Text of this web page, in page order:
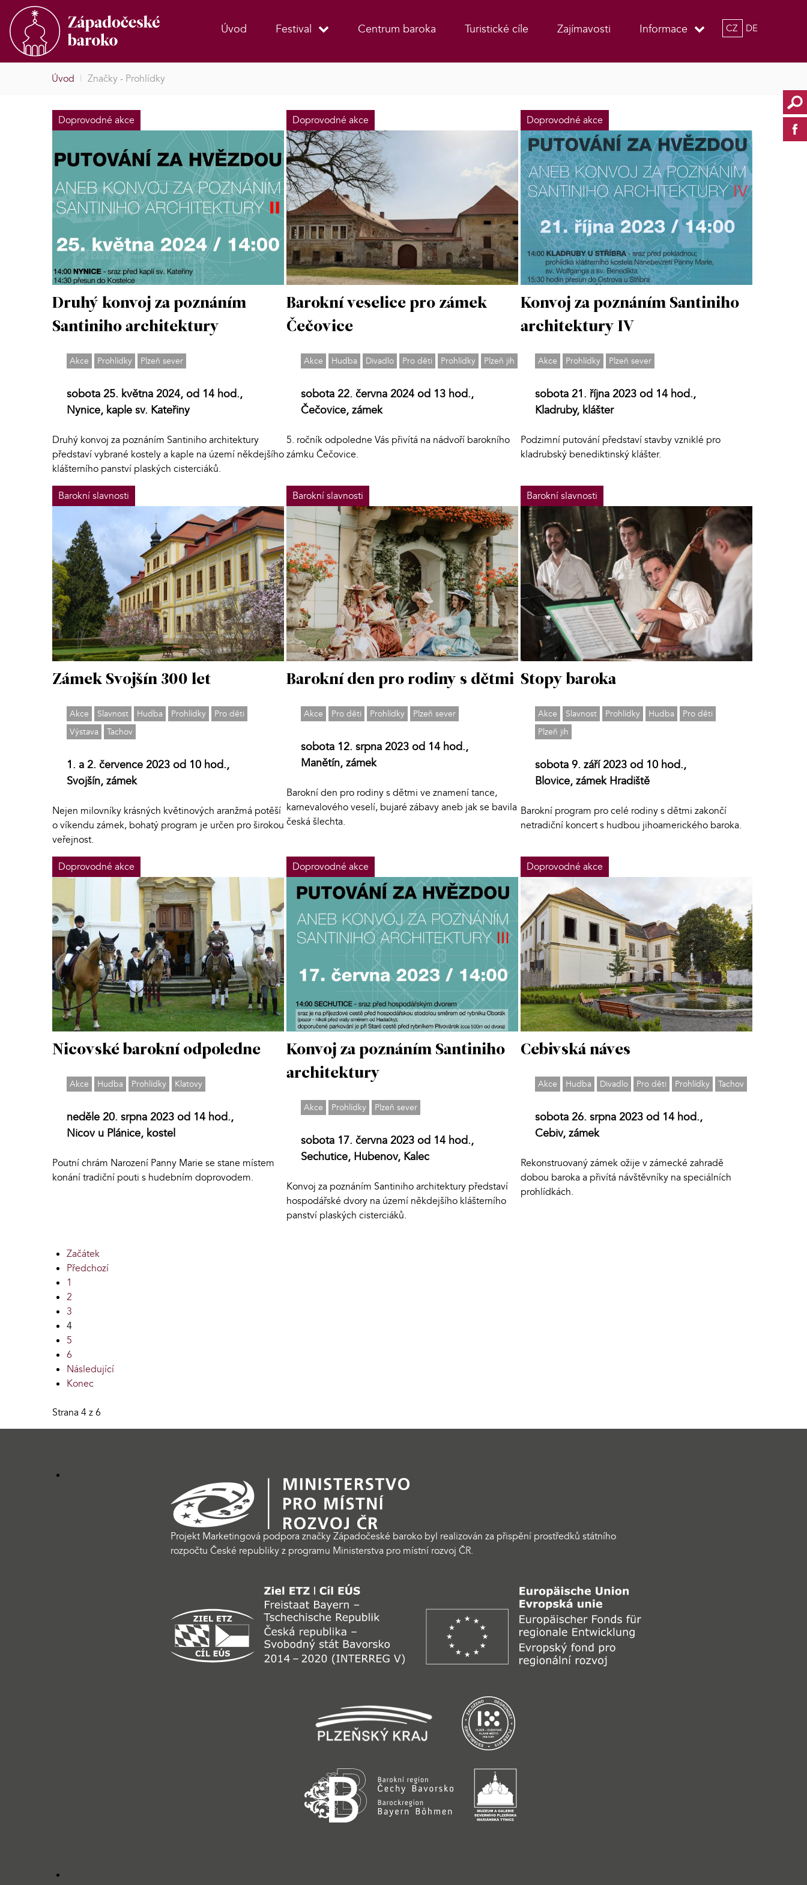
Úvod Festival Centrum baroka Turistické cíle Zajímavosti Informace CZ DE
Úvod | Značky - Prohlídky
Doprovodné akce
Druhý konvoj za poznáním
Santiniho architektury
Akce Prohlídky Plzeň sever
sobota 25. května 2024, od 14 hod.,
Nynice, kaple sv. Kateřiny
Druhý konvoj za poznáním Santiniho architektury
představí vybrané kostely a kaple na území někdejšího
klášterního panství plaských cisterciáků.
Doprovodné akce
Barokní veselice pro zámek
Čečovice
Akce Hudba Divadlo Pro děti Prohlídky Plzeň jih
sobota 22. června 2024 od 13 hod.,
Čečovice, zámek
5. ročník odpoledne Vás přivítá na nádvoří barokního
zámku Čečovice.
Doprovodné akce
Konvoj za poznáním Santiniho
architektury IV
Akce Prohlídky Plzeň sever
sobota 21. října 2023 od 14 hod.,
Kladruby, klášter
Podzimní putování představí stavby vzniklé pro
kladrubský benediktinský klášter.
Barokní slavnosti
Zámek Svojšín 300 let
Akce Slavnost Hudba Prohlídky
Pro děti
Výstava
Tachov
1. a 2. července 2023 od 10 hod.,
Svojšín, zámek
Nejen milovníky krásných květinových aranžmá potěší
o víkendu zámek, bohatý program je určen pro širokou
veřejnost.
Barokní slavnosti
Barokní den pro rodiny s dětmi
Akce Pro děti Prohlídky Plzeň sever
sobota 12. srpna 2023 od 14 hod.,
Manětín, zámek
Barokní den pro rodiny s dětmi ve znamení tance,
karnevalového veselí, bujaré zábavy aneb jak se bavila
česká šlechta.
Barokní slavnosti
Stopy baroka
Akce Slavnost Prohlídky Hudba
Pro děti
Plzeň jih
sobota 9. září 2023 od 10 hod.,
Blovice, zámek Hradiště
Barokní program pro celé rodiny s dětmi zakončí
netradiční koncert s hudbou jihoamerického baroka.
Doprovodné akce
Nicovské barokní odpoledne
Akce Hudba Prohlídky Klatovy
neděle 20. srpna 2023 od 14 hod.,
Nicov u Plánice, kostel
Poutní chrám Narození Panny Marie se stane místem
konání tradiční pouti s hudebním doprovodem.
Doprovodné akce
Konvoj za poznáním Santiniho
architektury
Akce Prohlídky Plzeň sever
sobota 17. června 2023 od 14 hod.,
Sechutice, Hubenov, Kalec
Konvoj za poznáním Santiniho architektury představí
hospodářské dvory na území někdejšího klášterního
panství plaských cisterciáků.
Doprovodné akce
Cebivská náves
Akce Hudba Divadlo Pro děti Prohlídky Tachov
sobota 26. srpna 2023 od 14 hod.,
Cebiv, zámek
Rekonstruovaný zámek ožije v zámecké zahradě
dobou baroka a přivítá návštěvníky na speciálních
prohlídkách.
Začátek
Předchozí
1
2
3
4
5
6
Následující
Konec
Strana 4 z 6
Projekt Marketingová podpora značky Západočeské baroko byl realizován za přispění prostředků státního
rozpočtu České republiky z programu Ministerstva pro místní rozvoj ČR.